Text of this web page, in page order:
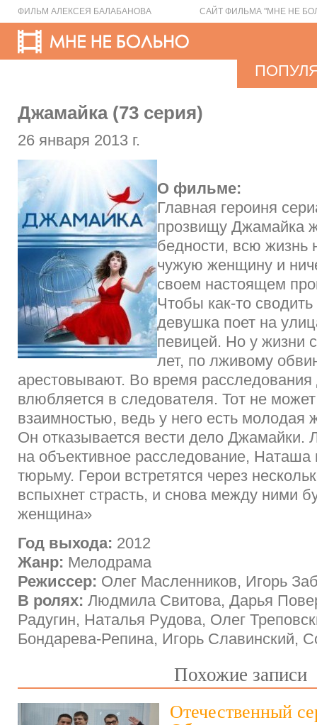
ФИЛЬМ АЛЕКСЕЯ БАЛАБАНОВА САЙТ ФИЛЬМА "МНЕ НЕ
Джамайка (73 серия)
26 января 2013 г.
О фильме:
Главная героиня
прозвищу Джамайка
бедности, всю жизнь
чужую женщину и
своем настоящем
Чтобы как-то
девушка поет на
певицей. Но у жизни
лет, по лживому
арестовывают. Во время
влюбляется в следователя. Тот не может
взаимностью, ведь у него есть молодая
Он отказывается вести дело
на объективное расследование, Наташа
тюрьму. Герои встретятся через
вспыхнет страсть, и снова между ними
женщина»
Год выхода: 2012
Жанр: Мелодрама
Режиссер: Олег Масленников, Игорь
В ролях: Людмила Свитова, Дарья
Радугин, Наталья Рудова, Олег
Бондарева-Репина, Игорь Славинский,
Похожие записи
Отечественный